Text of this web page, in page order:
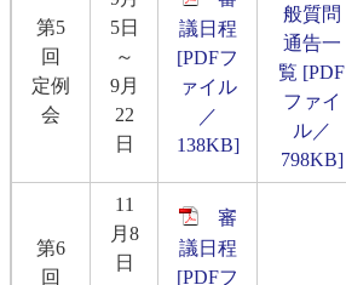
第5
回
定例
会
5日
～
9月
22
日
議日程
[PDFフ
ァイル
／
138KB]
般質問
通告一
覧 [PDF
ファイ
ル／
798KB]
第6
回
11
月8
日
審
議日程
[PDFフ